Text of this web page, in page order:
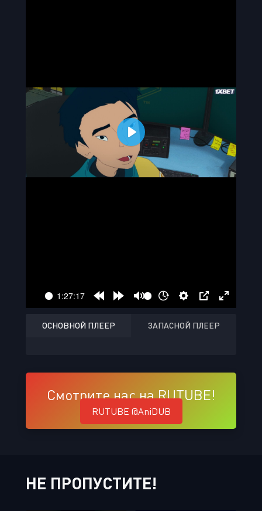
ОСНОВНОЙ ПЛЕЕР ЗАПАСНОЙ ПЛЕЕР
Смотрите нас на RUTUBE!
RUTUBE @AniDUB
НЕ ПРОПУСТИТЕ!